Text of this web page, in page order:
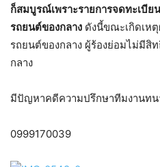
ก็สมบูรณ์เพราะรายการจดทะเบี
รถยนต์ของกลาง ดังนี้ขณะเกิดเหตุ
รถยนต์ของกลาง ผู้ร้องย่อมไม่มีสิ
กลาง
มีปัญหาคดีความปรึกษาทีมงานทน
0999170039